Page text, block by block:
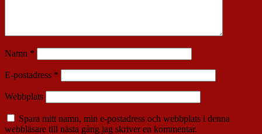
Namn *
E-postadress *
Webbplats
Spara mitt namn, min e-postadress och webbplats i denna
webbläsare till nästa gång jag skriver en kommentar.